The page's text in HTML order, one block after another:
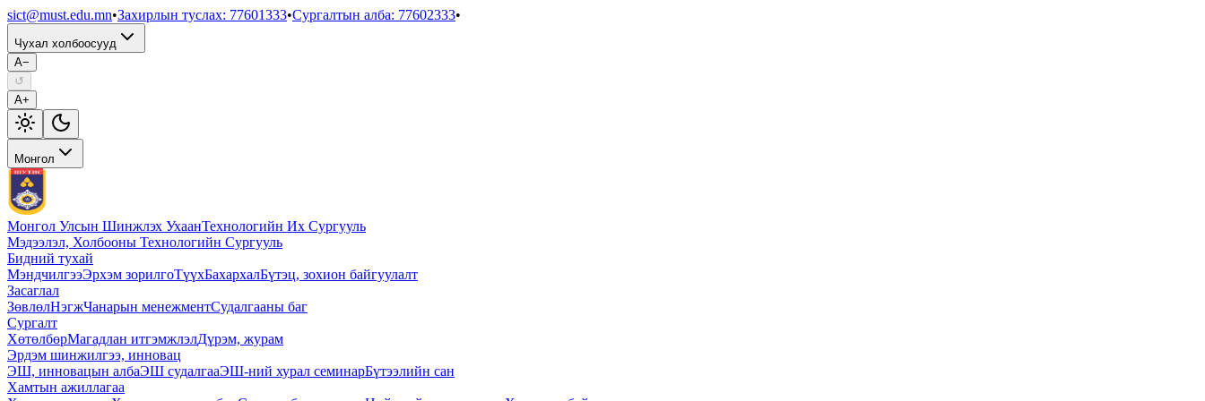
sict@must.edu.mn•Захирлын туслах: 77601333•Сургалтын алба: 77602333•
Чухал холбоосууд
A−
↺
A+
Монгол
Монгол Улсын Шинжлэх УхаанТехнологийн Их Сургууль
Мэдээлэл, Холбооны Технологийн Сургууль
Бидний тухай
МэндчилгээЭрхэм зорилгоТүүхБахархалБүтэц, зохион байгуулалт
Засаглал
ЗөвлөлНэгжЧанарын менежментСудалгааны баг
Сургалт
ХөтөлбөрМагадлан итгэмжлэлДүрэм, журам
Эрдэм шинжилгээ, инновац
ЭШ, инновацын албаЭШ судалгааЭШ-ний хурал семинарБүтээлийн сан
Хамтын ажиллагаа